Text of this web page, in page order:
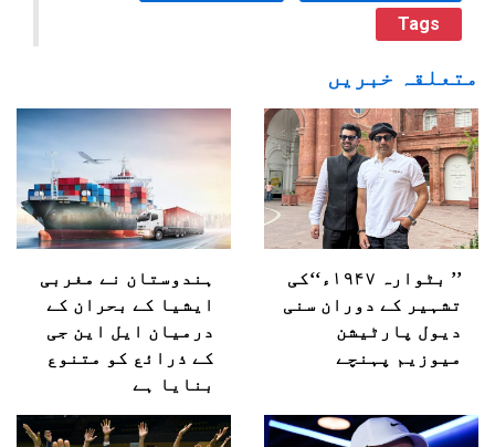
Tags
متعلقہ خبریں
’’ بٹوارہ ۱۹۴۷ء‘‘کی
تشہیر کے دوران سنی
دیول پارٹیشن
میوزیم پہنچے
ہندوستان نے مغربی
ایشیا کے بحران کے
درمیان ایل این جی
کے ذرائع کو متنوع
بنایا ہے